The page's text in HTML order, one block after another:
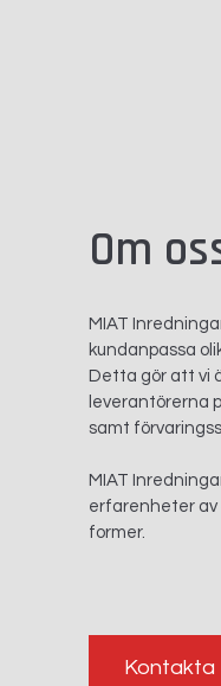
Om
MIAT
kundanpassa
Detta gör att vi
leverantörerna
samt
MIAT
erfarenheter av
former.
Kontakta